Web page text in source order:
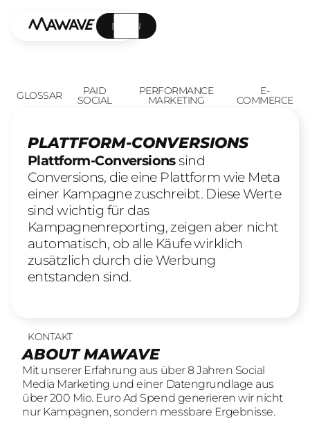
MENÜ
GLOSSAR PAID
SOCIAL
PERFORMANCE
MARKETING
E-
COMMERCE
PLATTFORM-CONVERSIONS
Plattform-Conversionssind
Conversions, die eine Plattform wie Meta
einer Kampagne zuschreibt. Diese Werte
sind wichtig für das
Kampagnenreporting, zeigen aber nicht
automatisch, ob alle Käufe wirklich
zusätzlich durch die Werbung
entstanden sind.
KONTAKT
ABOUT MAWAVE
Mit unserer Erfahrung aus über 8 Jahren Social
Media Marketing und einer Datengrundlage aus
über 200 Mio. Euro Ad Spend generieren wir nicht
nur Kampagnen, sondern messbare Ergebnisse.
UNSERE LEISTUNGEN
SOCIAL LEAD AGENTUR
Mit unserer Erfahrung aus über 8 Jahren Social
Media Marketing und einer Datengrundlage aus
über 200 Mio. Euro Ad Spend generieren wir nicht
nur Kampagnen, sondern messbare Ergebnisse.
23 offene Stellen
KOMM INS
TEAM
Wir sind auf der Suche nach motivierten und
engagierten Menschen, die mit kreativen Ideen
und LeidenschaftConsumer Brands auf Social